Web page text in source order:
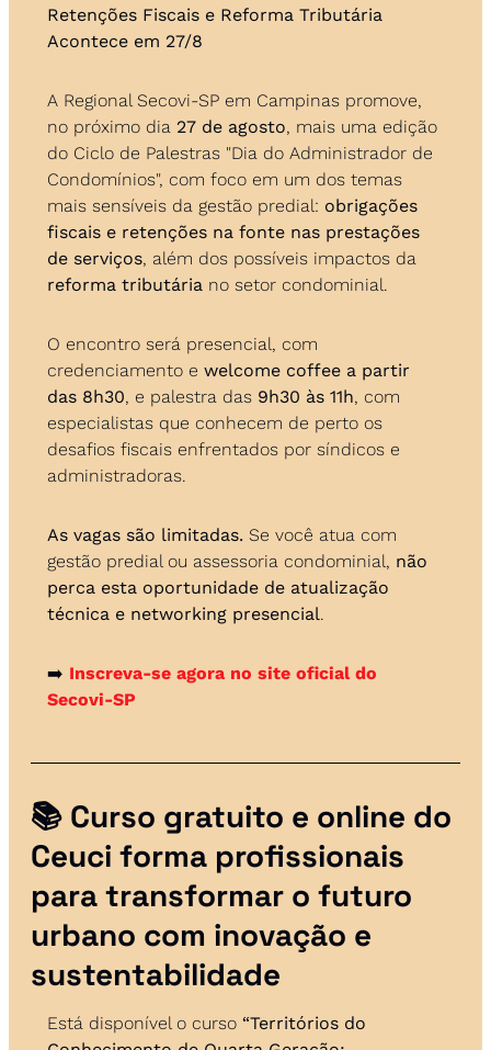
Retenções Fiscais e Reforma Tributária
Acontece em 27/8
A Regional Secovi-SP em Campinas promove,
no próximo dia 27 de agosto, mais uma edição
do Ciclo de Palestras "Dia do Administrador de
Condomínios", com foco em um dos temas
mais sensíveis da gestão predial: obrigações
fiscais e retenções na fonte nas prestações
de serviços
reforma tributária no setor condominial.
O encontro será presencial, com
credenciamento e welcome coffee a partir
das 8h30, e palestra das 9h30 às 11h, com
especialistas que conhecem de perto os
desafios fiscais enfrentados por síndicos e
administradoras.
As vagas são limitadas. Se você atua com
gestão predial ou assessoria condominial, não
perca esta oportunidade de atualização
técnica e networking presencial.
➡️ Inscreva-se agora no site oficial do
Secovi-SP
📚 Curso gratuito e online do
Ceuci forma profissionais
para transformar o futuro
urbano com inovação e
sustentabilidade
Está disponível o curso “Territórios do